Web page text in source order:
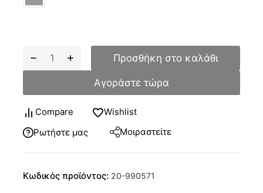
Προσθήκη στο καλάθι
Αγοράστε τώρα
Compare
Wishlist
Ρωτήστε μας
Μοιραστείτε
Κωδικός προϊόντος: 20-990571